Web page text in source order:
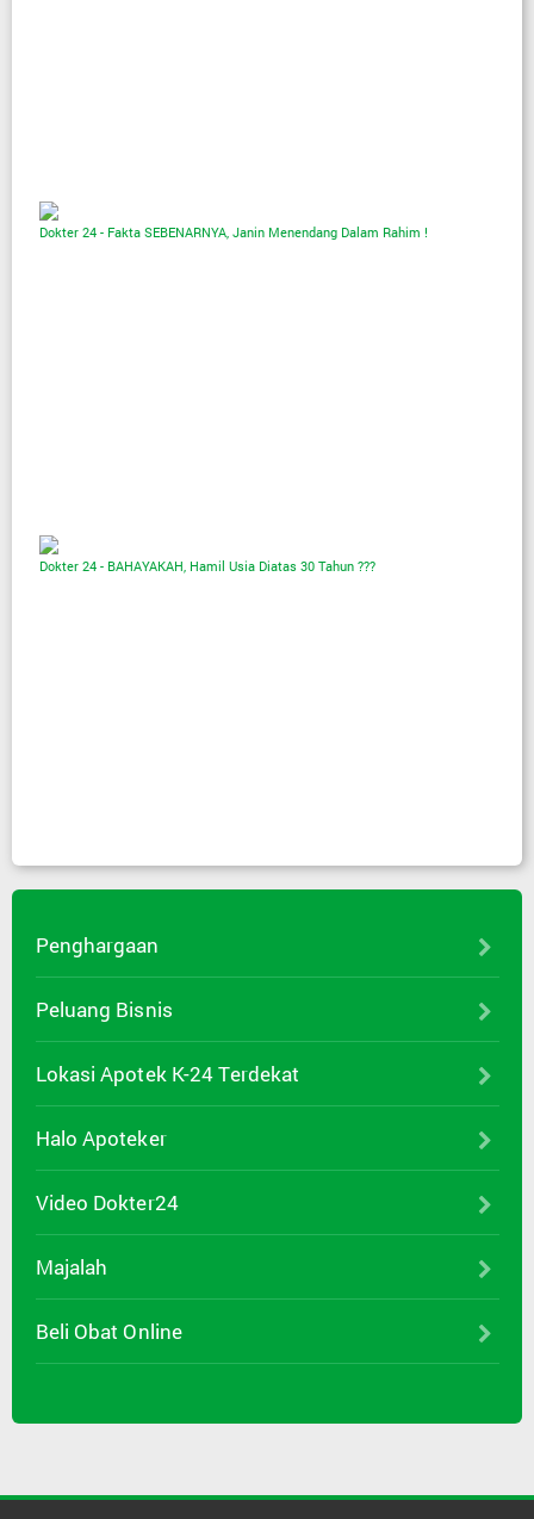
Dokter 24 - Fakta SEBENARNYA, Janin Menendang Dalam Rahim !
Dokter 24 - BAHAYAKAH, Hamil Usia Diatas 30 Tahun ???
Penghargaan
Peluang Bisnis
Lokasi Apotek K-24 Terdekat
Halo Apoteker
Video Dokter24
Majalah
Beli Obat Online